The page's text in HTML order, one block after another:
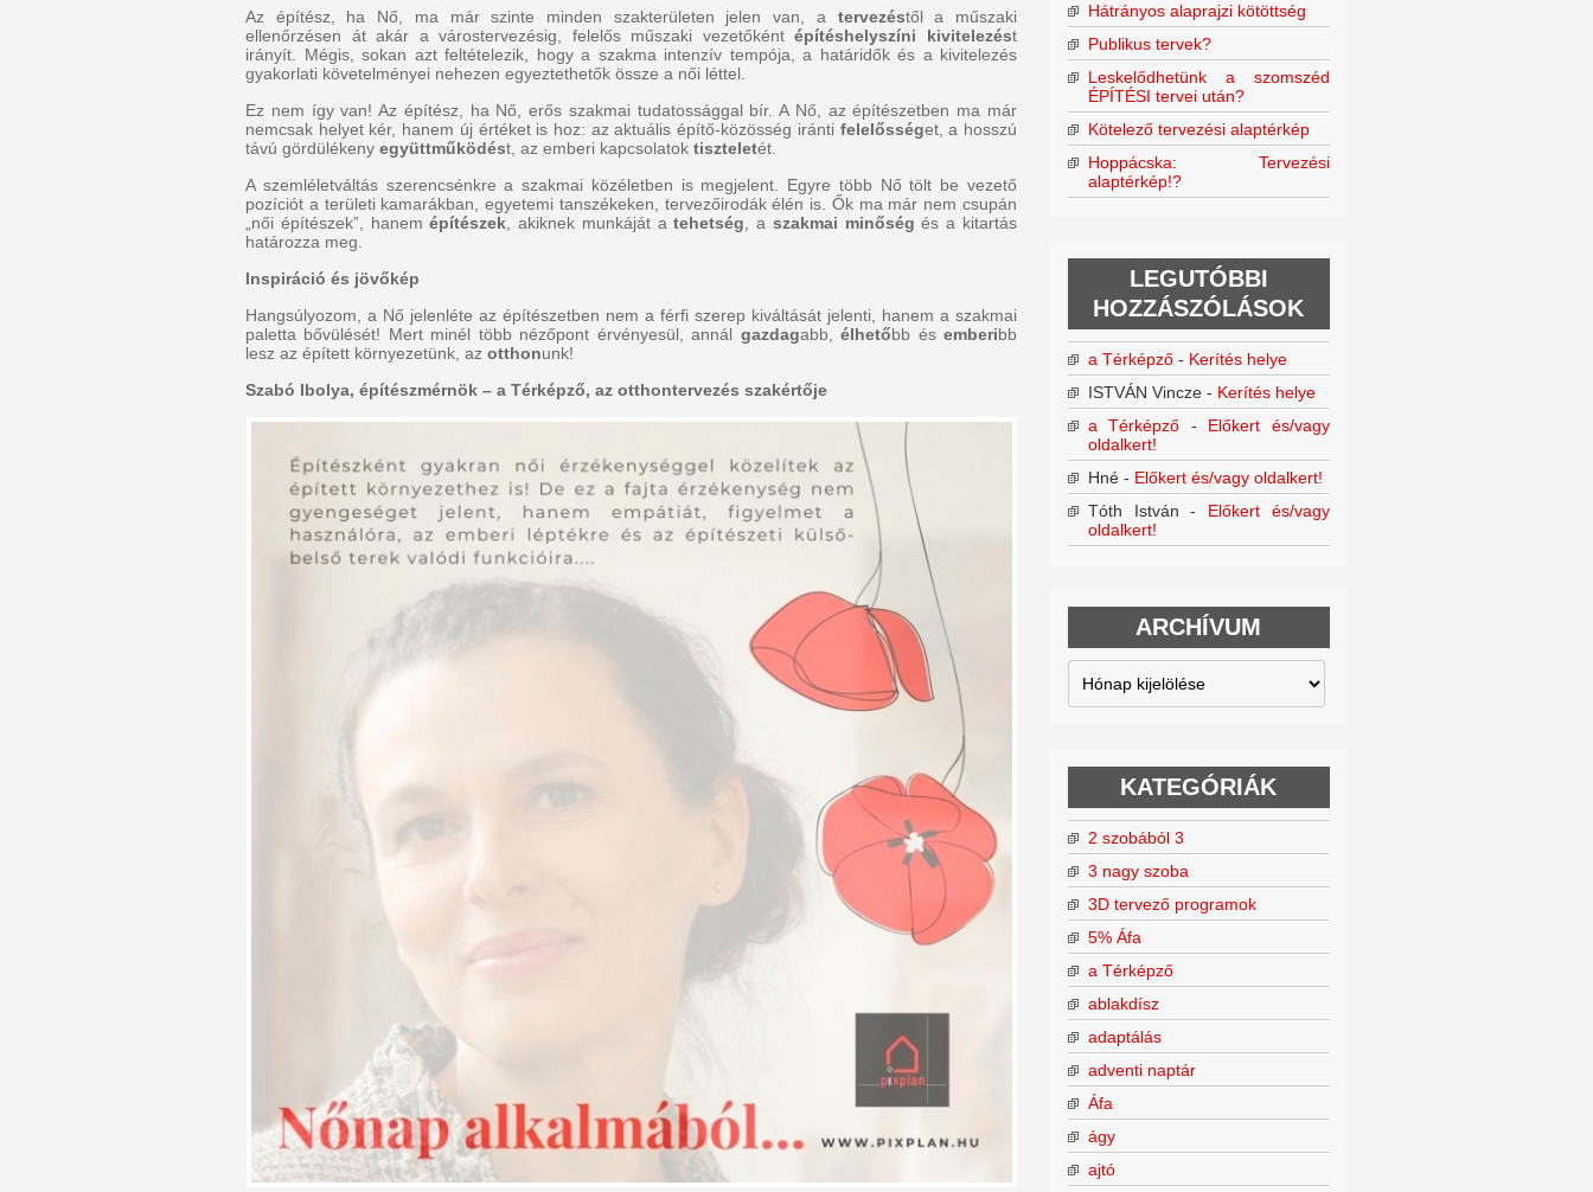
Az építész, ha Nő, ma már szinte minden szakterületen jelen van, a tervezéstől a műszaki
ellenőrzésen át akár a várostervezésig, felelős műszaki vezetőkéntépítéshelyszíni kivitelezést
irányít. Mégis, sokan azt feltételezik, hogy a szakma intenzív tempója, a határidők és a kivitelezés
gyakorlati követelményei nehezen egyeztethetők össze a női léttel.
Ez nem így van! Az építész, ha Nő, erős szakmai tudatossággal bír. A Nő, az építészetben ma már
nemcsak helyet kér, hanem új értéket is hoz: az aktuális építő-közösség iránti felelősséget, a hosszú
távú gördülékeny együttműködést, az emberi kapcsolatok tiszteletét.
A szemléletváltás szerencsénkre a szakmai közéletben is megjelent. Egyre több Nő tölt be vezető
pozíciót a területi kamarákban, egyetemi tanszékeken, tervezőirodák élén is. Ők ma már nem csupán
„női építészek”, hanemépítészek , akiknek munkáját atehetség , a szakmai minőség és a kitartás
határozza meg.
Inspiráció és jövőkép
Hangsúlyozom, a Nő jelenléte az építészetben nem a férfi szerep kiváltását jelenti, hanem a szakmai
paletta bővülését! Mert minél több nézőpont érvényesül, annál gazdagabb,élhetőbb ésemberibb
lesz az épített környezetünk, az otthonunk!
Szabó Ibolya, építészmérnök – a Térképző, az otthontervezés szakértője
Hátrányos alaprajzi kötöttség
Publikus tervek?
Leskelődhetünk a szomszéd
ÉPÍTÉSI tervei után?
Kötelező tervezési alaptérkép
Hoppácska: Tervezési
alaptérkép!?
LEGUTÓBBI
HOZZÁSZÓLÁSOK
a Térképző- Kerítés helye
ISTVÁN Vincze- Kerítés helye
a Térképző - Előkert és/vagy
oldalkert!
Hné- Előkert és/vagy oldalkert!
Tóth István - Előkert és/vagy
oldalkert!
ARCHÍVUM
Archívum
KATEGÓRIÁK
2 szobából 3
3 nagy szoba
3D tervező programok
5% Áfa
a Térképző
ablakdísz
adaptálás
adventi naptár
Áfa
ágy
ajtó